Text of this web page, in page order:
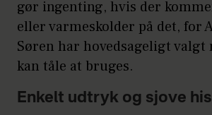
gør ingenting, hvis der
eller varmeskolder på det, for
Søren har hovedsageligt valgt
kan tåle at bruges.
Enkelt udtryk og sjove